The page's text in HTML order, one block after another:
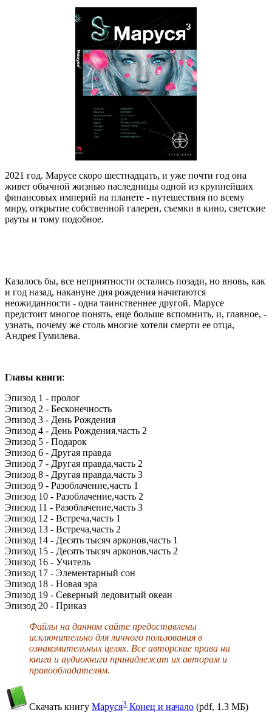
2021 год. Марусе скоро шестнадцать, и уже почти год она
живет обычной жизнью наследницы одной из крупнейших
финансовых империй на планете - путешествия по всему
миру, открытие собственной галереи, съемки в кино, светские
рауты и тому подобное.
Казалось бы, все неприятности остались позади, но вновь, как
и год назад, накануне дня рождения начитаются
неожиданности - одна таинственнее другой. Марусе
предстоит многое понять, еще больше вспомнить, и, главное, -
узнать, почему же столь многие хотели смерти ее отца,
Андрея Гумилева.
Главы книги:
Эпизод 1 - пролог
Эпизод 2 - Бесконечность
Эпизод 3 - День Рождения
Эпизод 4 - День Рождения,часть 2
Эпизод 5 - Подарок
Эпизод 6 - Другая правда
Эпизод 7 - Другая правда,часть 2
Эпизод 8 - Другая правда,часть 3
Эпизод 9 - Разоблачение,часть 1
Эпизод 10 - Разоблачение,часть 2
Эпизод 11 - Разоблачение,часть 3
Эпизод 12 - Встреча,часть 1
Эпизод 13 - Встреча,часть 2
Эпизод 14 - Десять тысяч арконов,часть 1
Эпизод 15 - Десять тысяч арконов,часть 2
Эпизод 16 - Учитель
Эпизод 17 - Элементарный сон
Эпизод 18 - Новая эра
Эпизод 19 - Северный ледовитый океан
Эпизод 20 - Приказ
Файлы на данном сайте предоставлены
исключительно для личного пользования в
ознакомительных целях. Все авторские права на
книги и аудиокниги принадлежат их авторам и
правообладателям.
Скачать книгу Маруся3 Конец и начало (pdf, 1.3 МБ)